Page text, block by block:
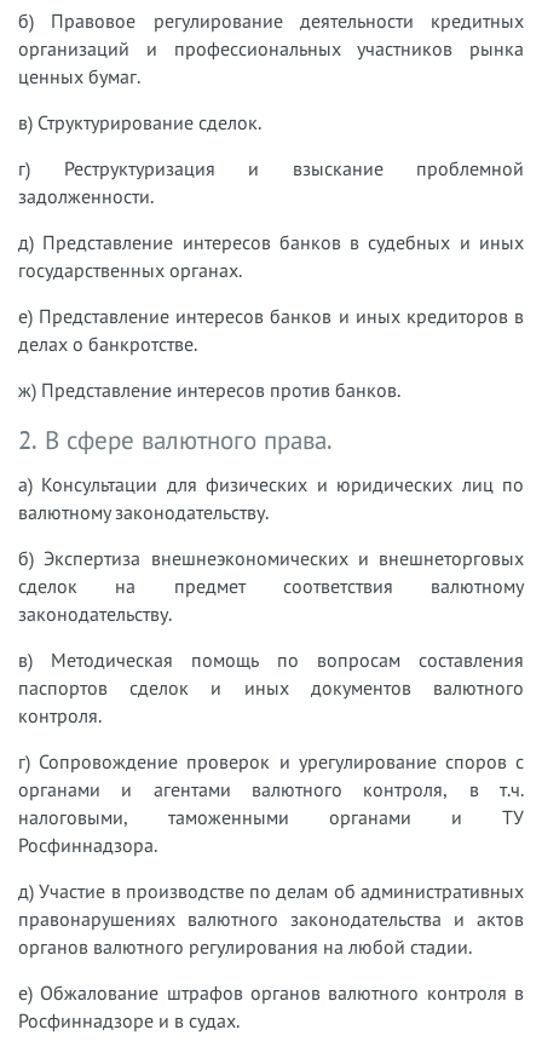
б) Правовое регулирование деятельности кредитных
организаций и профессиональных участников рынка
ценных бумаг.
в) Структурирование сделок.
г) Реструктуризация и взыскание проблемной
задолженности.
д) Представление интересов банков в судебных и иных
государственных органах.
е) Представление интересов банков и иных кредиторов в
делах о банкротстве.
ж) Представление интересов против банков.
2. В сфере валютного права.
а) Консультации для физических и юридических лиц по
валютному законодательству.
б) Экспертиза внешнеэкономических и внешнеторговых
сделок на предмет соответствия валютному
законодательству.
в) Методическая помощь по вопросам составления
паспортов сделок и иных документов валютного
контроля.
г) Сопровождение проверок и урегулирование споров с
органами и агентами валютного контроля, в т.ч.
налоговыми, таможенными органами и ТУ
Росфиннадзора.
д) Участие в производстве по делам об административных
правонарушениях валютного законодательства и актов
органов валютного регулирования на любой стадии.
е) Обжалование штрафов органов валютного контроля в
Росфиннадзоре и в судах.